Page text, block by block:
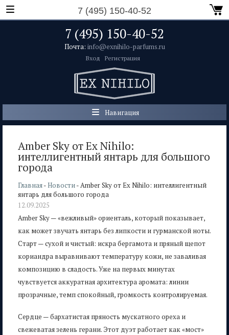
7 (495) 150-40-52
7 (495) 150-40-52
Почта: info@exnihilo-parfums.ru
Вход Регистрация
Навигация
Amber Sky от Ex Nihilo:
интеллигентный янтарь для большого
города
Главная-Новости- Amber Sky от Ex Nihilo: интеллигентный
янтарь для большого города
12.09.2025
Amber Sky — «вежливый» ориенталь, который показывает,
как может звучать янтарь без липкости и гурманской ноты.
Старт — сухой и чистый: искра бергамота и пряный щепот
кориандра выравнивают температуру кожи, не заваливая
композицию в сладость. Уже на первых минутах
чувствуется аккуратная архитектура аромата: линии
прозрачные, темп спокойный, громкость контролируемая.
Сердце — бархатистая пряность мускатного ореха и
свежеватая зелень герани. Этот дуэт работает как «мост»